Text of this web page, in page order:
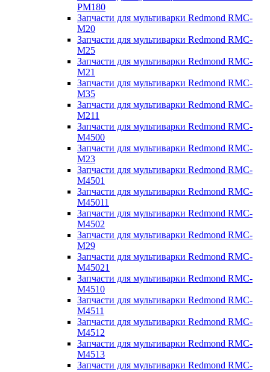
PM180
Запчасти для мультиварки Redmond RMC-
M20
Запчасти для мультиварки Redmond RMC-
M25
Запчасти для мультиварки Redmond RMC-
M21
Запчасти для мультиварки Redmond RMC-
M35
Запчасти для мультиварки Redmond RMC-
M211
Запчасти для мультиварки Redmond RMC-
M4500
Запчасти для мультиварки Redmond RMC-
M23
Запчасти для мультиварки Redmond RMC-
M4501
Запчасти для мультиварки Redmond RMC-
M45011
Запчасти для мультиварки Redmond RMC-
M4502
Запчасти для мультиварки Redmond RMC-
M29
Запчасти для мультиварки Redmond RMC-
M45021
Запчасти для мультиварки Redmond RMC-
M4510
Запчасти для мультиварки Redmond RMC-
M4511
Запчасти для мультиварки Redmond RMC-
M4512
Запчасти для мультиварки Redmond RMC-
M4513
Запчасти для мультиварки Redmond RMC-